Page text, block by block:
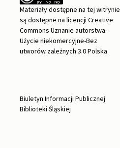
Materiały dostępne na tej witrynie
są dostępne na licencji Creative
Commons Uznanie autorstwa-
Użycie niekomercyjne-Bez
utworów zależnych 3.0 Polska
Biuletyn Informacji Publicznej
Biblioteki Śląskiej